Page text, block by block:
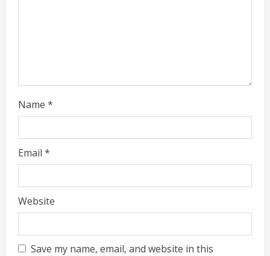
Name *
Email *
Website
Save my name, email, and website in this